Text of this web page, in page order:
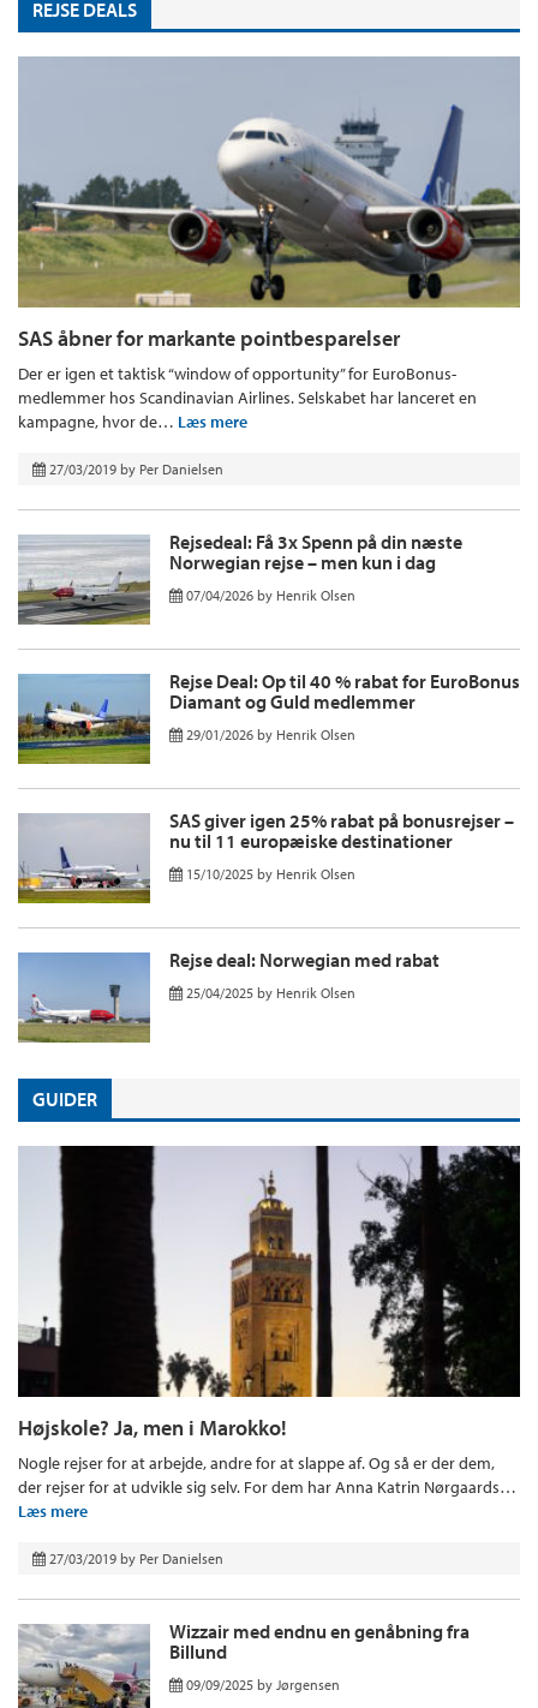
REJSE DEALS
SAS åbner for markante pointbesparelser
Der er igen et taktisk “window of opportunity” for EuroBonus-
medlemmer hos Scandinavian Airlines. Selskabet har lanceret en
kampagne, hvor de… Læs mere
27/03/2019 by Per Danielsen
Rejsedeal: Få 3x Spenn på din næste
Norwegian rejse – men kun i dag
07/04/2026 by Henrik Olsen
Rejse Deal: Op til 40 % rabat for EuroBonus
Diamant og Guld medlemmer
29/01/2026 by Henrik Olsen
SAS giver igen 25% rabat på bonusrejser –
nu til 11 europæiske destinationer
15/10/2025 by Henrik Olsen
Rejse deal: Norwegian med rabat
25/04/2025 by Henrik Olsen
GUIDER
Højskole? Ja, men i Marokko!
Nogle rejser for at arbejde, andre for at slappe af. Og så er der dem,
der rejser for at udvikle sig selv. For dem har Anna Katrin Nørgaards…
Læs mere
27/03/2019 by Per Danielsen
Wizzair med endnu en genåbning fra
Billund
09/09/2025 by Jørgensen